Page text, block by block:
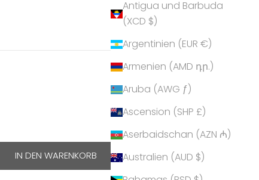
Antigua und Barbuda
(XCD $)
Argentinien (EUR €)
Armenien (AMD դր.)
Aruba (AWG ƒ)
Ascension (SHP £)
Aserbaidschan (AZN ₼)
Australien (AUD $)
IN DEN WARENKORB